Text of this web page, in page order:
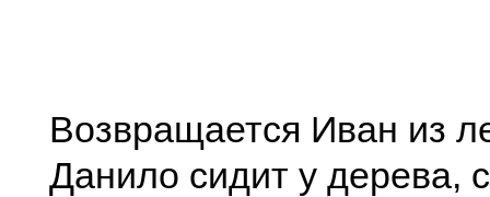
Возвращается Иван из
Данило сидит у дерева,